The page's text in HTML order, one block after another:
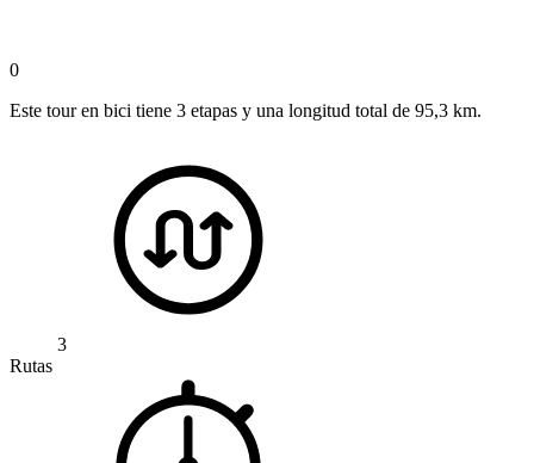
0
Este tour en bici tiene 3 etapas y una longitud total de 95,3 km.
3
Rutas